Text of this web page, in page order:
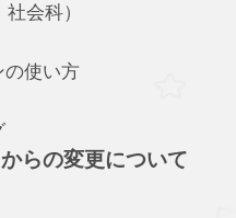
会科）
の使い方
らの変更について